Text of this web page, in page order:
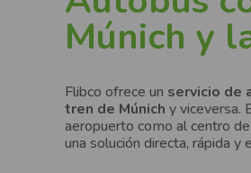
Múnich y
Flibco ofrece un servicio de
tren de Múnich y viceversa.
aeropuerto como al centro
una solución directa, rápida